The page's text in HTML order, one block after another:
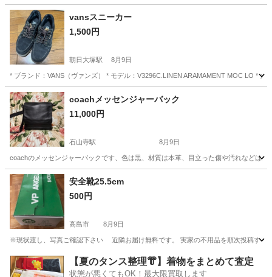
滋賀 近江八幡市 近江八幡駅
vansスニーカー
1,500円
朝日大塚駅 8月9日
* ブランド：VANS（ヴァンズ） * モデル：V3296C.LINEN ARAMAMENT MOC LO *
滋賀 東近江市 朝日大塚駅 靴
coachメッセンジャーバック
11,000円
石山寺駅 8月9日
coachのメッセンジャーバックです、色は黒、材質は本革、目立った傷や汚れなどは
滋賀 大津市 石山寺駅
安全靴25.5cm
500円
高島市 8月9日
※現状渡し、写真ご確認下さい 近隣お届け無料です。 実家の不用品を順次投稿する
滋賀 高島市 靴 安全靴
【夏のタンス整理👘】着物をまとめて査定
状態が悪くてもOK！最大限買取します